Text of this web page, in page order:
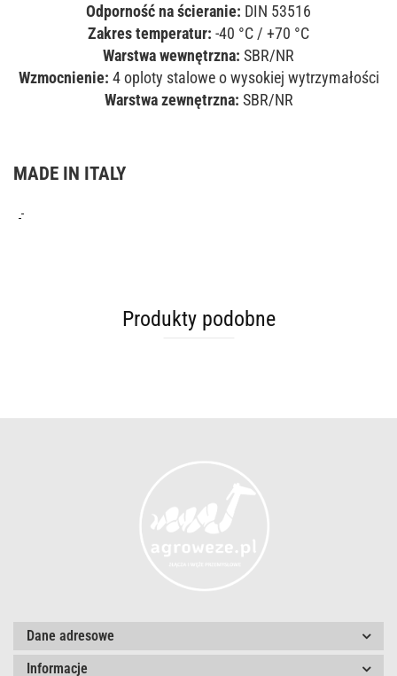
Odporność na ścieranie: DIN 53516
Zakres temperatur: -40 °C / +70 °C
Warstwa wewnętrzna: SBR/NR
Wzmocnienie: 4 oploty stalowe o wysokiej wytrzymałości
Warstwa zewnętrzna: SBR/NR
MADE IN ITALY
Produkty podobne
Dane adresowe
Informacje